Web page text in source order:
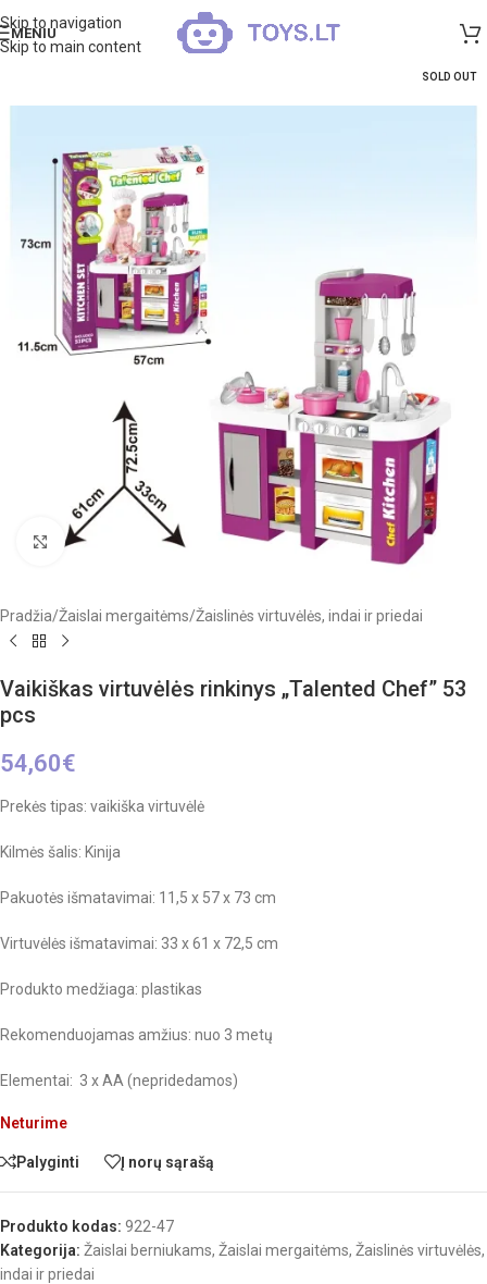
Skip to navigation
Skip to main content
MENIU
SOLD OUT
Click to enlarge
Pradžia/Žaislai mergaitėms/Žaislinės virtuvėlės, indai ir priedai
Vaikiškas virtuvėlės rinkinys „Talented Chef” 53
pcs
54,60€
Prekės tipas: vaikiška virtuvėlė
Kilmės šalis: Kinija
Pakuotės išmatavimai: 11,5 x 57 x 73 cm
Virtuvėlės išmatavimai: 33 x 61 x 72,5 cm
Produkto medžiaga: plastikas
Rekomenduojamas amžius: nuo 3 metų
Elementai: 3 x AA (nepridedamos)
Neturime
Palyginti Į norų sąrašą
Produkto kodas: 922-47
Kategorija: Žaislai berniukams, Žaislai mergaitėms, Žaislinės virtuvėlės,
indai ir priedai